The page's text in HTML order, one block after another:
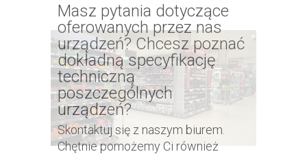
Masz pytania dotyczące
oferowanych przez nas
urządzeń? Chcesz poznać
dokładną specyfikację
techniczną
poszczególnych
urządzeń?
Skontaktuj się z naszym biurem.
Chętnie pomożemy Ci również